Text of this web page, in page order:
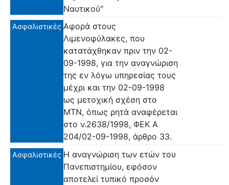
Ναυτικού"
Ασφαλιστικές Αφορά στους
Λιμενοφύλακες, που
κατατάχθηκαν πριν την 02-
09-1998, για την αναγνώριση
της εν λόγω υπηρεσίας τους
μέχρι και την 02-09-1998
ως μετοχική σχέση στο
ΜΤΝ, όπως ρητά αναφέρεται
στο ν.2638/1998, ΦΕΚ Α
204/02-09-1998, άρθρο 33.
Ασφαλιστικές Η αναγνώριση των ετών του
Πανεπιστημίου, εφόσον
αποτελεί τυπικό προσόν